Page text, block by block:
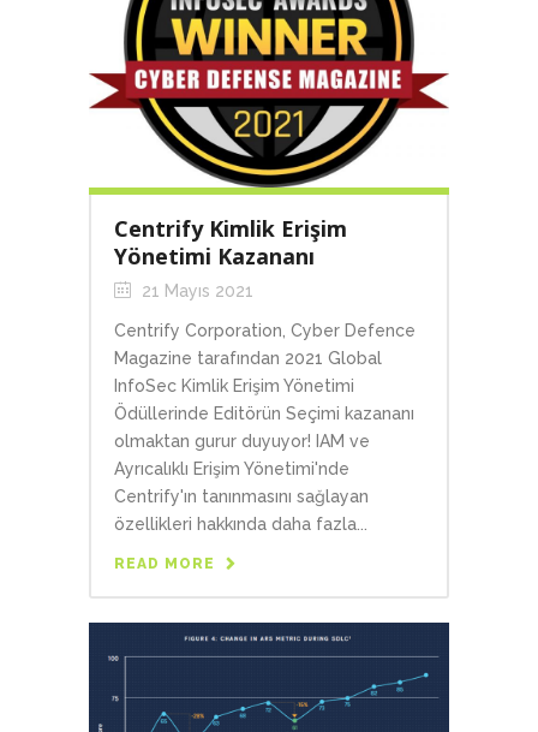
Centrify Kimlik Erişim
Yönetimi Kazananı
21 Mayıs 2021
Centrify Corporation, Cyber Defence
Magazine tarafından 2021 Global
InfoSec Kimlik Erişim Yönetimi
Ödüllerinde Editörün Seçimi kazananı
olmaktan gurur duyuyor! IAM ve
Ayrıcalıklı Erişim Yönetimi'nde
Centrify'ın tanınmasını sağlayan
özellikleri hakkında daha fazla...
READ MORE